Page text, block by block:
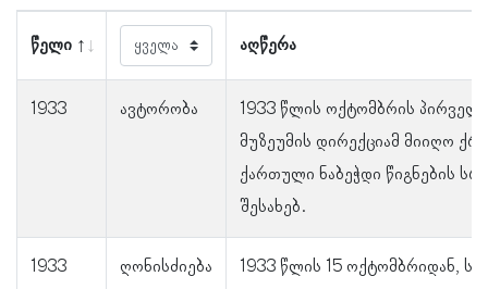
წელი აღწერა
1933 ავტორობა
1933 წლის ოქტომბრის პირველ
მუზეუმის დირექციამ მიიღო
ქართული ნაბეჭდი წიგნების
შესახებ.
1933 ღონისძიება
1933 წლის 15 ოქტომბრიდან,